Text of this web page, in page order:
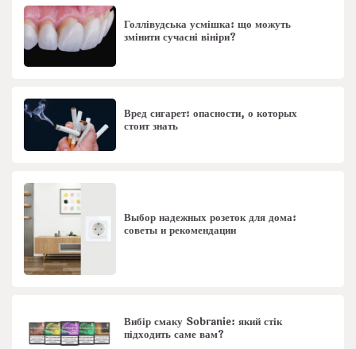
Голлівудська усмішка: що можуть
змінити сучасні вініри?
Вред сигарет: опасности, о которых
стоит знать
Выбор надежных розеток для дома:
советы и рекомендации
Вибір смаку Sobranie: який стік
підходить саме вам?